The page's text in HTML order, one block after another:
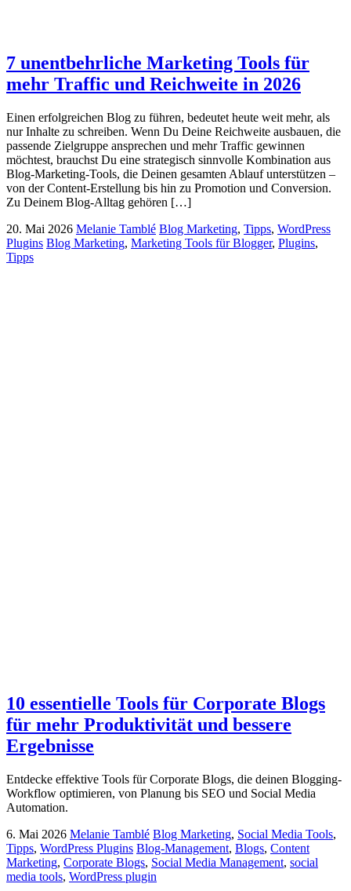
7 unentbehrliche Marketing Tools für
mehr Traffic und Reichweite in 2026
Einen erfolgreichen Blog zu führen, bedeutet heute weit mehr, als
nur Inhalte zu schreiben. Wenn Du Deine Reichweite ausbauen, die
passende Zielgruppe ansprechen und mehr Traffic gewinnen
möchtest, brauchst Du eine strategisch sinnvolle Kombination aus
Blog-Marketing-Tools, die Deinen gesamten Ablauf unterstützen –
von der Content-Erstellung bis hin zu Promotion und Conversion.
Zu Deinem Blog-Alltag gehören […]
20. Mai 2026 Melanie Tamblé Blog Marketing, Tipps, WordPress
Plugins Blog Marketing, Marketing Tools für Blogger, Plugins,
Tipps
10 essentielle Tools für Corporate Blogs
für mehr Produktivität und bessere
Ergebnisse
Entdecke effektive Tools für Corporate Blogs, die deinen Blogging-
Workflow optimieren, von Planung bis SEO und Social Media
Automation.
6. Mai 2026 Melanie Tamblé Blog Marketing, Social Media Tools,
Tipps, WordPress Plugins Blog-Management, Blogs, Content
Marketing, Corporate Blogs, Social Media Management, social
media tools, WordPress plugin